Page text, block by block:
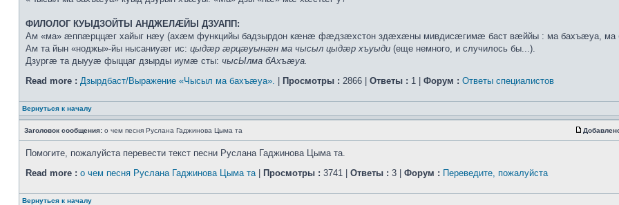
ФИЛОЛОГ КУЫДЗОЙТЫ АНДЖЕЛÆЙЫ ДЗУАПП:
Ам «ма» æппæрццæг хайыг нæу (ахæм функцийы бадзырдон кæнæ фæдзæхстон здæхæны мивдисæгимæ баст вæййы : ма бахъæуа,
Ам та йын «ноджы»-йы нысаниуæг ис: цыдæр æрцæуынæн ма чысыл цыдæр хъуыди (еще немного, и случилось бы...).
Дзургæ та дыууæ фыццаг дзырды иумæ сты: чысЫлма бАхъæуа.
Read more : Дзырдбаст/Выражение «Чысыл ма бахъæуа». Просмотры : 2866 | Ответы : 1 | Форум : Ответы специалистов
Вернуться к началу
Заголовок сообщения: о чем песня Руслана Гаджинова Цыма та
Помогите, пожалуйста перевести текст песни Руслана Гаджинова Цыма та.
Read more : о чем песня Руслана Гаджинова Цыма та| Просмотры : 3741 | Ответы : 3 | Форум : Переведите, пожалуйста
Вернуться к началу